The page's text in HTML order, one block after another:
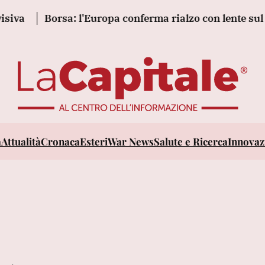
Borsa: l'Europa conferma rialzo con lente sul
AttualitàCronacaEsteriWar NewsSalute e Ricerca